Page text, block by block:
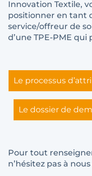
Innovation Textile,
positionner en tant
service/offreur de
d’une TPE-PME
Le processus
Le dossier de
Pour tout
n’hésitez pas à